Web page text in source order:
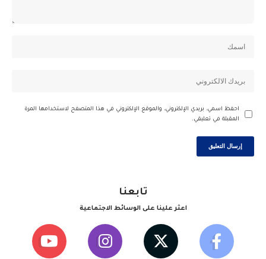
احفظ اسمي، بريدي الإلكتروني، والموقع الإلكتروني في هذا المتصفح لاستخدامها المرة
المقبلة في تعليقي.
تابعنا
اعثر علينا على الوسائط الاجتماعية